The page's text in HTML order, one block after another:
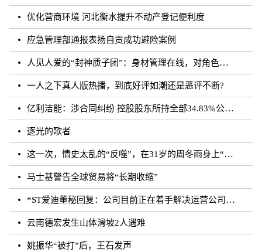
优化营商环境 河北衡水提升不动产登记便利度
应急管理部通报表扬自贡成功避险案例
人见人爱的“封神质子团”：身材管理在线，对角色有信念｜文化观察
一人之下真人版热播，到底好评如潮还是恶评不断?
亿利洁能：涉合同纠纷 控股股东所持全部34.83%公司股份被司法轮候冻结
逐光的歌者
这一次，情史太乱的“反噬”，在31岁的周冬雨身上“应验”了！
马士基警告全球贸易将“长期收缩”
*ST爱迪董秘回复：公司目前正在着手解决运营公司剩余无法确权的委托代销商品相关事宜，如有进展
云南德宏发生山体滑坡2人遇难
姚振华“被打”后，王石发声